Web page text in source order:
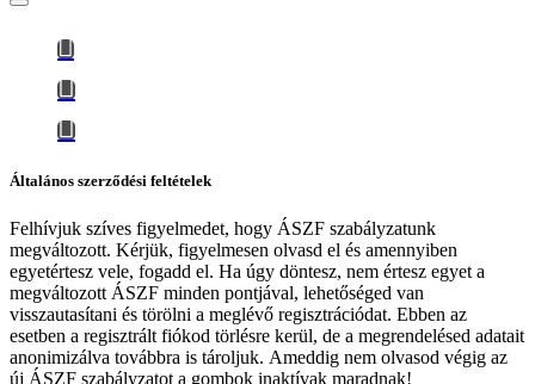
Általános szerződési feltételek
Felhívjuk szíves figyelmedet, hogy ÁSZF szabályzatunk
megváltozott. Kérjük, figyelmesen olvasd el és amennyiben
egyetértesz vele, fogadd el. Ha úgy döntesz, nem értesz egyet a
megváltozott ÁSZF minden pontjával, lehetőséged van
visszautasítani és törölni a meglévő regisztrációdat. Ebben az
esetben a regisztrált fiókod törlésre kerül, de a megrendelésed adatait
anonimizálva továbbra is tároljuk. Ameddig nem olvasod végig az
új ÁSZF szabályzatot a gombok inaktívak maradnak!